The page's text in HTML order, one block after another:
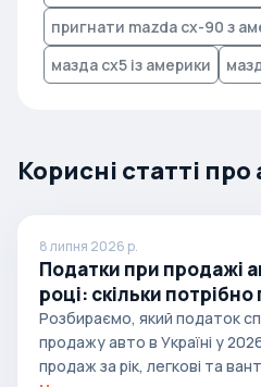
пригнати mazda cx-90 з
мазда cx5 із америки
Корисні статті
8 липня 2026 р.
Податки при продажі
році: скільки
випадках
Розбираємо, який податок
продажу авто в Україні у
продаж за рік, легкові та